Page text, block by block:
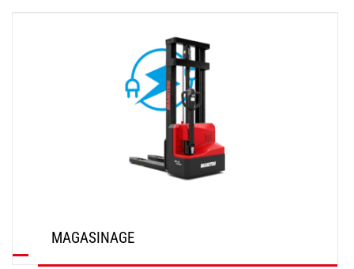
MAGASINAGE